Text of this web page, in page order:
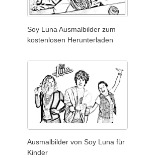
Soy Luna Ausmalbilder zum
kostenlosen Herunterladen
Ausmalbilder von Soy Luna für
Kinder